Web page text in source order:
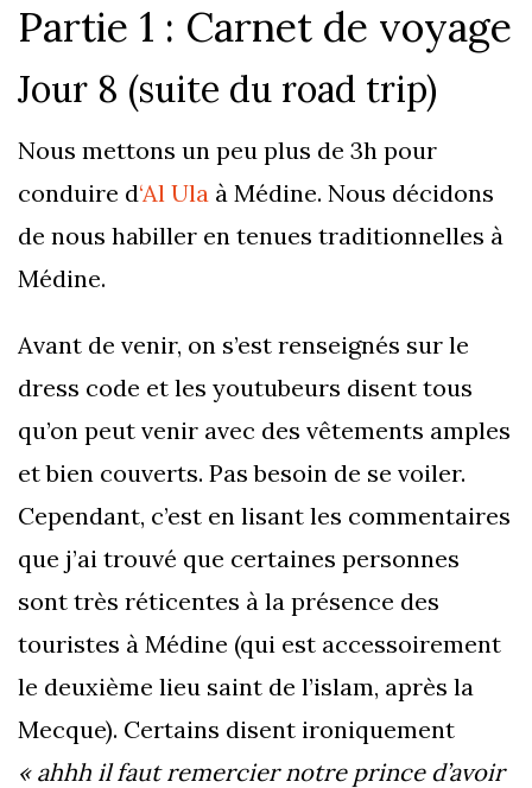
Partie 1 : Carnet de voyage
Jour 8 (suite du road trip)
Nous mettons un peu plus de 3h pour
conduire d‘Al Ula à Médine. Nous décidons
de nous habiller en tenues traditionnelles à
Médine.
Avant de venir, on s’est renseignés sur le
dress code et les youtubeurs disent tous
qu’on peut venir avec des vêtements amples
et bien couverts. Pas besoin de se voiler.
Cependant, c’est en lisant les commentaires
que j’ai trouvé que certaines personnes
sont très réticentes à la présence des
touristes à Médine (qui est accessoirement
le deuxième lieu saint de l’islam, après la
Mecque). Certains disent ironiquement
« ahhh il faut remercier notre prince d’avoir